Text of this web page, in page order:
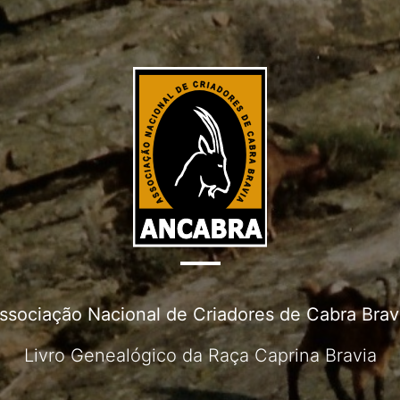
Nacional de Criadores de Cabra
Livro Genealógico da Raça Caprina Bravia